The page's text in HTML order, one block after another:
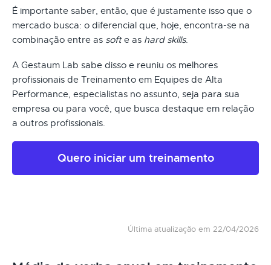
É importante saber, então, que é justamente isso que o
mercado busca: o diferencial que, hoje, encontra-se na
combinação entre as softe as hard skills.
A Gestaum Lab sabe disso e reuniu os melhores
profissionais de Treinamento em Equipes de Alta
Performance, especialistas no assunto, seja para sua
empresa ou para você, que busca destaque em relação
a outros profissionais.
Quero iniciar um treinamento
Última atualização em 22/04/2026